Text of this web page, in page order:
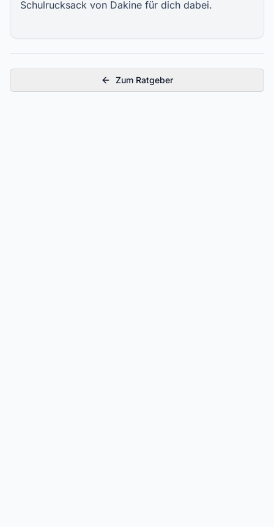
Schulrucksack von Dakine für dich dabei.
Zum Ratgeber